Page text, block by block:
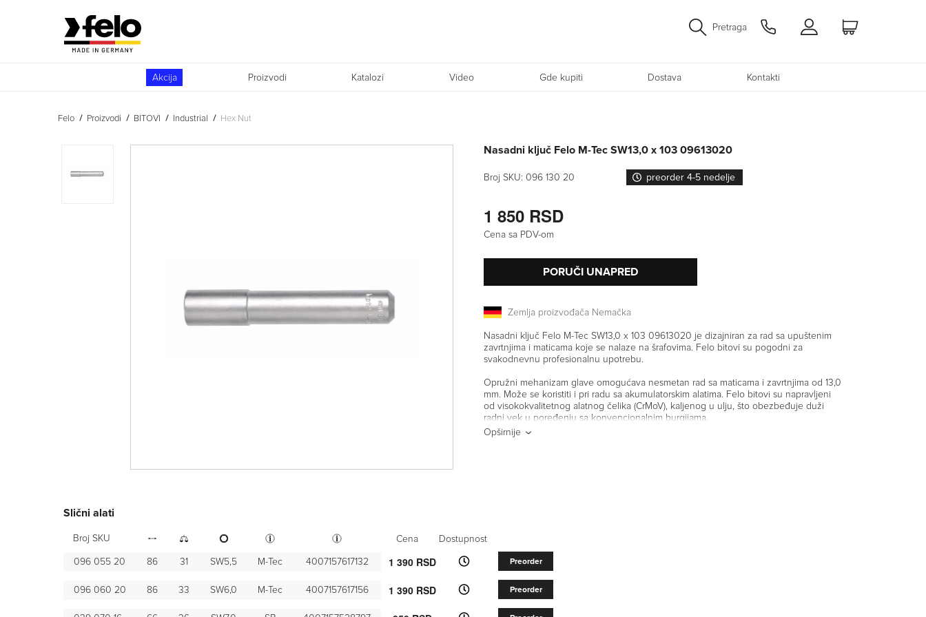
Pretraga
Akcija Proizvodi Katalozi Video Gde kupiti Dostava Kontakti
Felo Proizvodi BITOVI Industrial Hex Nut
Nasadni ključ Felo M-Tec SW13,0 x 103 09613020
Broj SKU: 096 130 20 preorder 4-5 nedelje
1 850 RSD
Cena sa PDV-om
PORUČI UNAPRED
Zemlja proizvođača Nemačka
Nasadni ključ Felo M-Tec SW13,0 x 103 09613020 je dizajniran za rad sa upuštenim
zavrtnjima i maticama koje se nalaze na šrafovima. Felo bitovi su pogodni za
svakodnevnu profesionalnu upotrebu.
Opružni mehanizam glave omogućava nesmetan rad sa maticama i zavrtnjima od 13,0
mm. Može se koristiti i pri radu sa akumulatorskim alatima. Felo bitovi su napravljeni
od visokokvalitetnog alatnog čelika (CrMoV), kaljenog u ulju, što obezbeđuje duži
radni vek u poređenju sa konvencionalnim burgijama.
Većinom šestougaonih šrafcigera i pogona Hex-Nut je veoma teško rukovati kada je
Opširnije
Slični alati
Broj SKU
096 055 20
86 31 SW5,5 M-Tec 4007157617132
096 060 20 86 33 SW6,0 M-Tec 4007157617156
Cena Dostupnost
1 390 RSD Preorder
1 390 RSD Preorder